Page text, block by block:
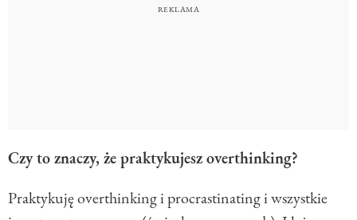
Czy to znaczy, że praktykujesz overthinking?
Praktykuję overthinking i procrastinating i wszystkie